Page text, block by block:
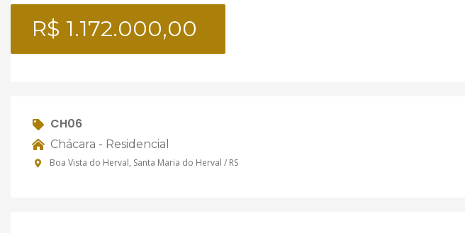
R$ 1.172.000,00
CH06
Chácara - Residencial
Boa Vista do Herval, Santa Maria do Herval / RS